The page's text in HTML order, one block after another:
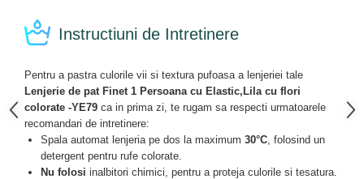
Instructiuni de Intretinere
Pentru a pastra culorile vii si textura pufoasa a lenjeriei tale
Lenjerie de pat Finet 1 Persoana cu Elastic,Lila cu flori
colorate -YE79 ca in prima zi, te rugam sa respecti urmatoarele
recomandari de intretinere:
Spala automat lenjeria pe dos la maximum 30°C, folosind un
detergent pentru rufe colorate.
Nu folosi inalbitori chimici, pentru a proteja culorile si tesatura.